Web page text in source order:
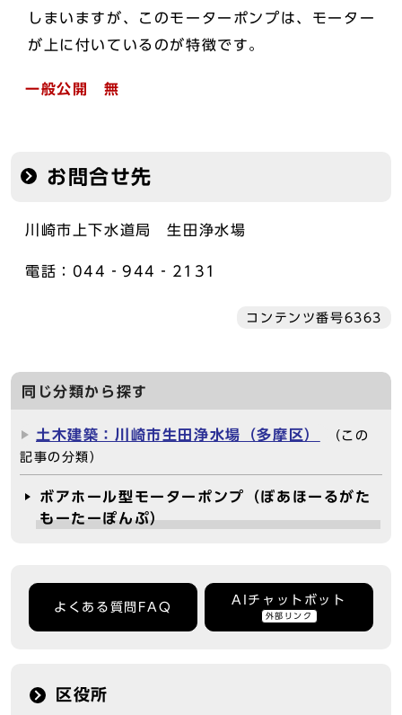
しまいますが、このモーターポンプは、モーター
が上に付いているのが特徴です。
一般公開 無
お問合せ先
川崎市上下水道局 生田浄水場
電話：044‐944‐2131
コンテンツ番号6363
同じ分類から探す
土木建築：川崎市生田浄水場（多摩区）
（この
記事の分類）
ボアホール型モーターポンプ（ぼあほーるがた
もーたーぽんぷ）
よくある質問FAQ
AIチャットボット
外部リンク
区役所